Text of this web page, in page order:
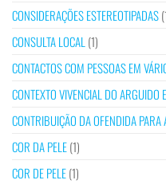
CONSIDERAÇÕES ESTEREOTIPADAS
CONSULTA LOCAL (1)
CONTACTOS COM PESSOAS EM
CONTEXTO VIVENCIAL DO ARGUIDO
CONTRIBUIÇÃO DA OFENDIDA
COR DA PELE(1)
COR DE PELE(1)